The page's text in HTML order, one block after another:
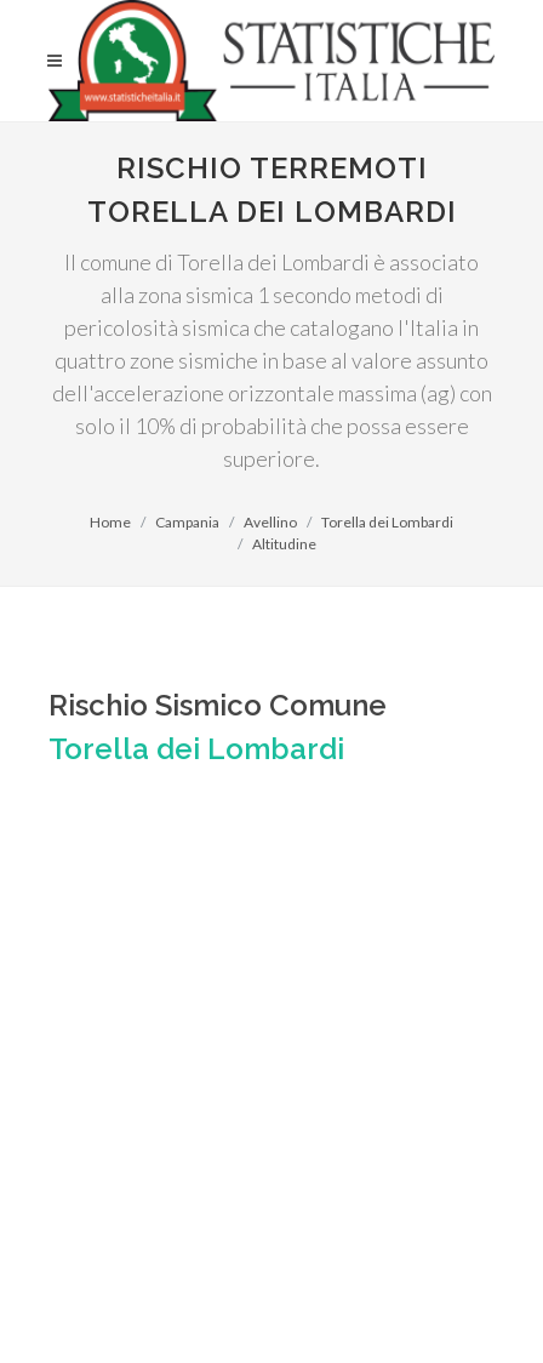
RISCHIO TERREMOTI
TORELLA DEI LOMBARDI
Il comune di Torella dei Lombardi è associato
alla zona sismica 1 secondo metodi di
pericolosità sismica che catalogano l'Italia in
quattro zone sismiche in base al valore assunto
dell'accelerazione orizzontale massima (ag) con
solo il 10% di probabilità che possa essere
superiore.
Home Campania Avellino
Torella dei Lombardi
Altitudine
Rischio Sismico Comune
Torella dei Lombardi